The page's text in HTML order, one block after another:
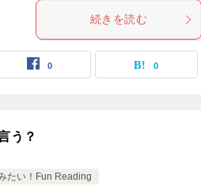
続きを読む
0 0
う？
たい！Fun Reading